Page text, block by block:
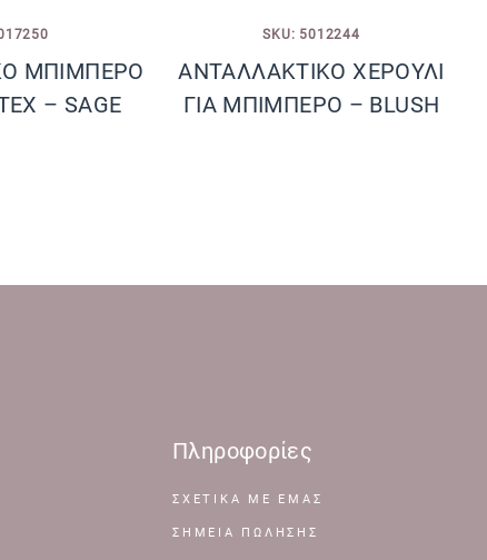
ΜΠΙΜΠΕΡΟ
– SAGE
SKU: 5012244
ΑΝΤΑΛΛΑΚΤΙΚΟ ΧΕΡΟΥΛΙ
ΓΙΑ ΜΠΙΜΠΕΡΟ – BLUSH
Πληροφορίες
ΣΧΕΤΙΚΆ ΜΕ ΕΜΆΣ
ΣΗΜΕΊΑ ΠΏΛΗΣΗΣ